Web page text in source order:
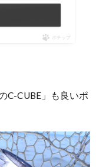
ポチップ
C-CUBE」も良いポ